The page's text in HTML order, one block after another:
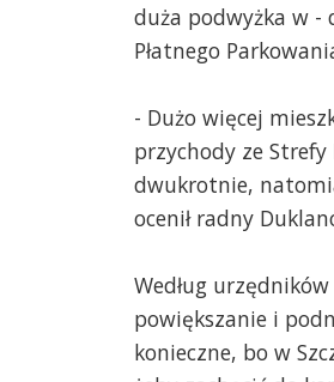
duża podwyżka w -
Płatnego
- Dużo więcej
przychody ze Strefy
dwukrotnie,
ocenił radny
Według
powiększanie i
konieczne, bo w